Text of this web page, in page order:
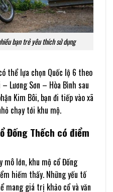
bạn trẻ yêu thích sử dụng
thể lựa chọn Quốc lộ 6 theo
Lương Sơn – Hòa Bình sau
Kim Bôi, bạn đi tiếp vào xã
chạy tới khu mộ.
Đống Thếch có điểm
mô lớn, khu mộ cổ Đống
hiếm thấy. Những yếu tố
mang giá trị khảo cổ và văn